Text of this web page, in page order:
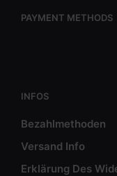
PAYMENT METHODS
INFOS
Bezahlmethoden
Versand Info
Erklärung Des